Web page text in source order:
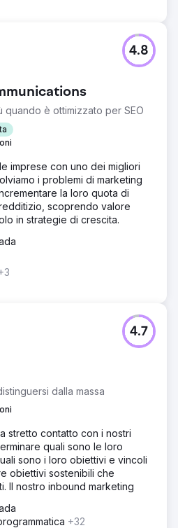
quando è ottimizzato per SEO
4.8
imprese con uno dei migliori
i problemi di marketing
la loro quota di
scoprendo valore
in strategie di crescita.
dalla massa
4.7
stretto contatto con i nostri
quali sono le loro
sono i loro obiettivi e vincoli
obiettivi sostenibili che
Il nostro inbound marketing
+32